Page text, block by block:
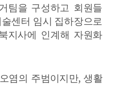
팀을 구성하고 회원들
센터 임시 집하장으로
지사에 인계해 자원화
염의 주범이지만, 생활